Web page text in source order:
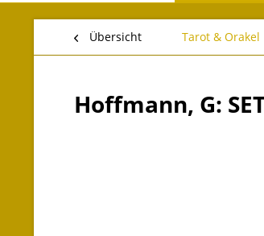
Übersicht Tarot & Orakel
Hoffmann, G: